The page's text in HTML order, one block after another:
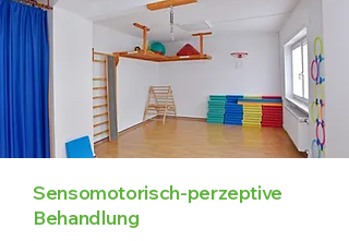
Sensomotorisch-perzeptive
Behandlung